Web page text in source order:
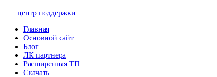
центр поддержки
Главная
Основной сайт
Блог
ЛК партнера
Расширенная ТП
Скачать